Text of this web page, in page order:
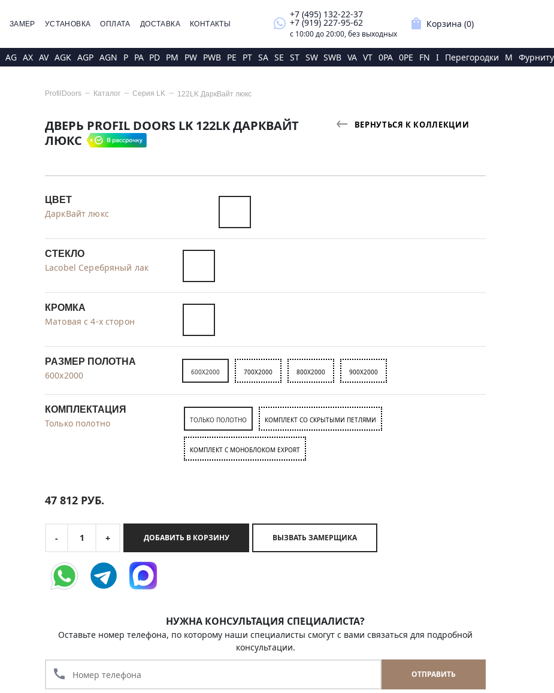
ЗАМЕР УСТАНОВКА ОПЛАТА ДОСТАВКА КОНТАКТЫ whatsapp
+7 (495) 132-22-37
+7 (919) 227-95-62
с 10:00 до 20:00, без выходных
shopping_bag Корзина (0)
AG AX AV AGK AGP AGN P PA PD PM PW PWB PE PT SA SE ST SW SWB VA VT 0PA 0PE FN I Перегородки M
ProfilDoors Каталог Серия LK 122LK ДаркВайт люкс
ДВЕРЬ PROFIL DOORS LK 122LK ДАРКВАЙТ
ЛЮКС
ВЕРНУТЬСЯ К КОЛЛЕКЦИИ
ЦВЕТ
ДаркВайт люкс
СТЕКЛО
Lacobel Серебряный лак
КРОМКА
Матовая с 4-х сторон
РАЗМЕР ПОЛОТНА
600x2000 600X2000 700X2000 800X2000 900X2000
КОМПЛЕКТАЦИЯ
Только полотно ТОЛЬКО ПОЛОТНО КОМПЛЕКТ СО СКРЫТЫМИ ПЕТЛЯМИ
КОМПЛЕКТ C МОНОБЛОКОМ EXPORT
47 812 РУБ.
- 1 + ДОБАВИТЬ В КОРЗИНУ ВЫЗВАТЬ ЗАМЕРЩИКА
НУЖНА КОНСУЛЬТАЦИЯ СПЕЦИАЛИСТА?
Оставьте номер телефона, по которому наши специалисты смогут с вами связаться для подробной
консультации.
call ОТПРАВИТЬ